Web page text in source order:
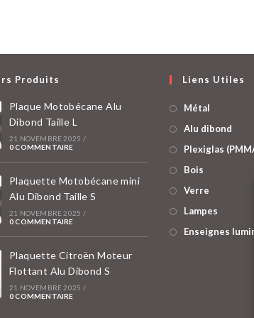
Produits
Plaque Motobécane Alu
Dibond Taille L
21 NOVEMBRE 2025 /
0 COMMENTAIRE
Plaquette Motobécane mini
Alu Dibond Taille S
21 NOVEMBRE 2025 /
0 COMMENTAIRE
Plaquette Citroën Moteur
Flottant Alu Dibond S
21 NOVEMBRE 2025 /
0 COMMENTAIRE
Liens Utiles
Métal
Alu dibond
Plexiglas
Bois
Verre
Lampes
Enseignes